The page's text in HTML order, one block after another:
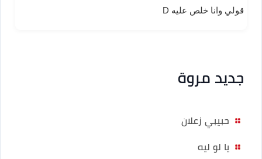
قولي وانا خلص عليه D
جديد مروة
حبيبي زعلان
يا لو ليه